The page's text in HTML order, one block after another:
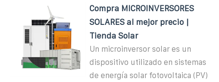
Compra MICROINVERSORES
SOLARES al mejor precio |
Tienda Solar
Un microinversor solar es un
dispositivo utilizado en sistemas
de energía solar fotovoltaica (PV)